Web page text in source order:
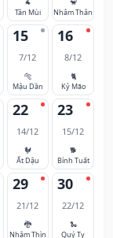
Tân Mùi
Nhâm Thân
15
7/12
🐅
Mậu Dần
16
8/12
🐈
Kỷ Mão
22
14/12
🐓
Ất Dậu
23
15/12
🐕
Bính Tuất
29
21/12
🐉
Nhâm Thìn
30
22/12
🐍
Quý Tỵ